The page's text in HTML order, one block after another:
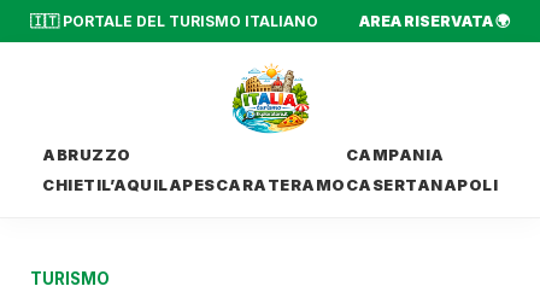
🇮🇹 PORTALE DEL TURISMO ITALIANO AREA RISERVATA 🌍
ABRUZZO
CHIETIL’AQUILAPESCARA TERAMO
CAMPANIA
CASERTANAPOLI
TURISMO